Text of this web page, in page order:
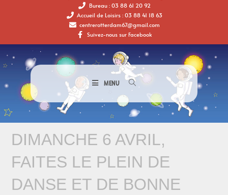
Bureau : 03 88 61 20 92
Accueil de Loisirs : 03 88 41 18 63
centrerotterdam67@gmail.com
Suivez-nous sur Facebook
MENU
DIMANCHE 6 AVRIL,
FAITES LE PLEIN DE
DANSE ET DE BONNE